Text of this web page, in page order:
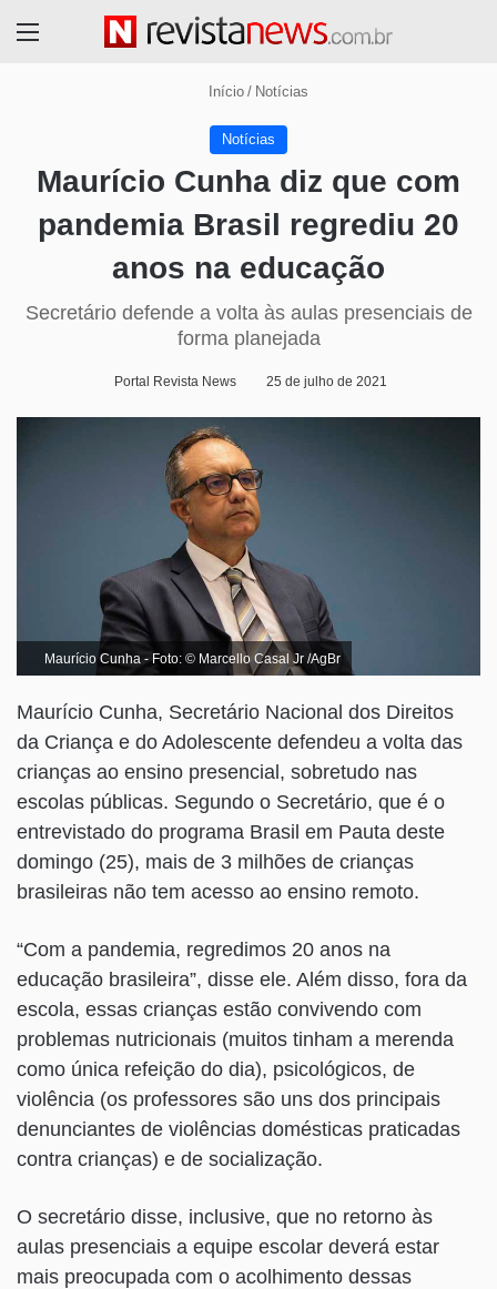
Início / Notícias
Notícias
Maurício Cunha diz que com
pandemia Brasil regrediu 20
anos na educação
Secretário defende a volta às aulas presenciais de
forma planejada
Portal Revista News 25 de julho de 2021
Maurício Cunha - Foto: © Marcello Casal Jr /AgBr
Maurício Cunha, Secretário Nacional dos Direitos
da Criança e do Adolescente defendeu a volta das
crianças ao ensino presencial, sobretudo nas
escolas públicas. Segundo o Secretário, que é o
entrevistado do programa Brasil em Pauta deste
domingo (25), mais de 3 milhões de crianças
brasileiras não tem acesso ao ensino remoto.
“Com a pandemia, regredimos 20 anos na
educação brasileira”, disse ele. Além disso, fora da
escola, essas crianças estão convivendo com
problemas nutricionais (muitos tinham a merenda
como única refeição do dia), psicológicos, de
violência (os professores são uns dos principais
denunciantes de violências domésticas praticadas
contra crianças) e de socialização.
O secretário disse, inclusive, que no retorno às
aulas presenciais a equipe escolar deverá estar
mais preocupada com o acolhimento dessas